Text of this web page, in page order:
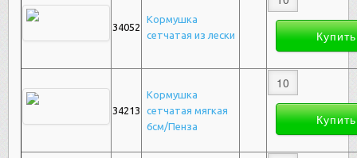
34052
Кормушка
сетчатая из лески
34213
Кормушка
сетчатая мягкая
6см/Пенза